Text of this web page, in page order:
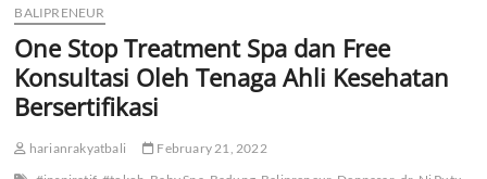
BALIPRENEUR
One Stop Treatment Spa dan Free
Konsultasi Oleh Tenaga Ahli Kesehatan
Bersertifikasi
harianrakyatbali
February 21, 2022